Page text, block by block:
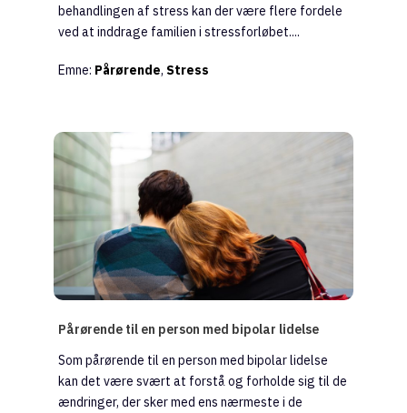
behandlingen af stress kan der være flere fordele
ved at inddrage familien i stressforløbet....
Emne: Pårørende, Stress
Pårørende til en person med bipolar lidelse
Som pårørende til en person med bipolar lidelse
kan det være svært at forstå og forholde sig til de
ændringer, der sker med ens nærmeste i de